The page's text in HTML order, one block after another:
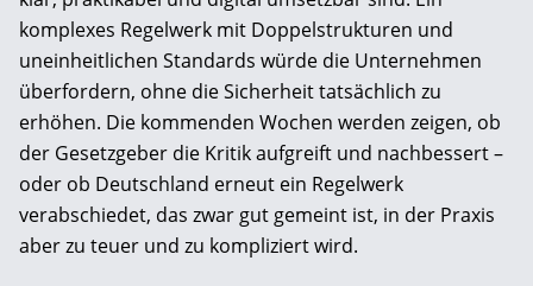
komplexes Regelwerk mit Doppelstrukturen und
uneinheitlichen Standards würde die Unternehmen
überfordern, ohne die Sicherheit tatsächlich zu
erhöhen. Die kommenden Wochen werden zeigen, ob
der Gesetzgeber die Kritik aufgreift und nachbessert –
oder ob Deutschland erneut ein Regelwerk
verabschiedet, das zwar gut gemeint ist, in der Praxis
aber zu teuer und zu kompliziert wird.